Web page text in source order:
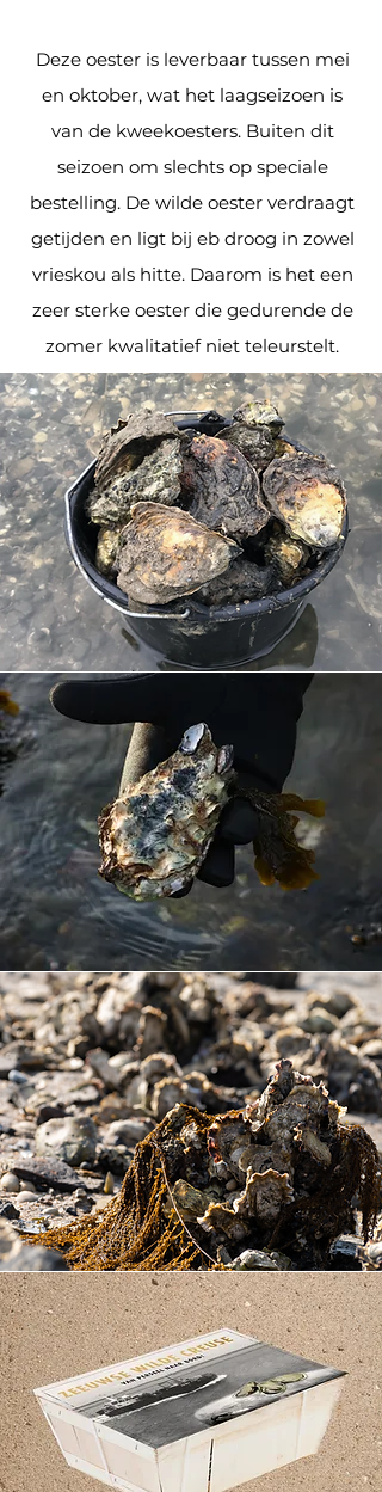
Deze oester is leverbaar tussen mei
en oktober, wat het laagseizoen is
van de kweekoesters. Buiten dit
seizoen om slechts op speciale
bestelling. De wilde oester verdraagt
getijden en ligt bij eb droog in zowel
vrieskou als hitte. Daarom is het een
zeer sterke oester die gedurende de
zomer kwalitatief niet teleurstelt.